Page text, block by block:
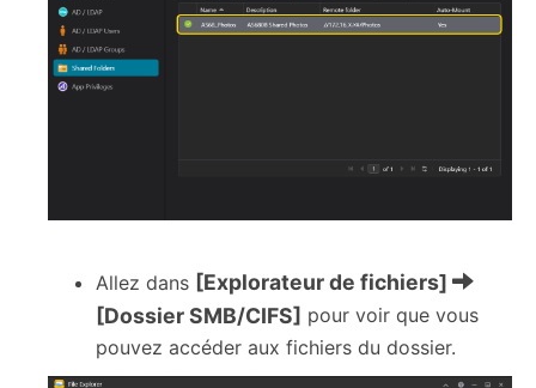
Allez dans [Explorateur de fichiers]
[Dossier SMB/CIFS] pour voir que vous
pouvez accéder aux fichiers du dossier.